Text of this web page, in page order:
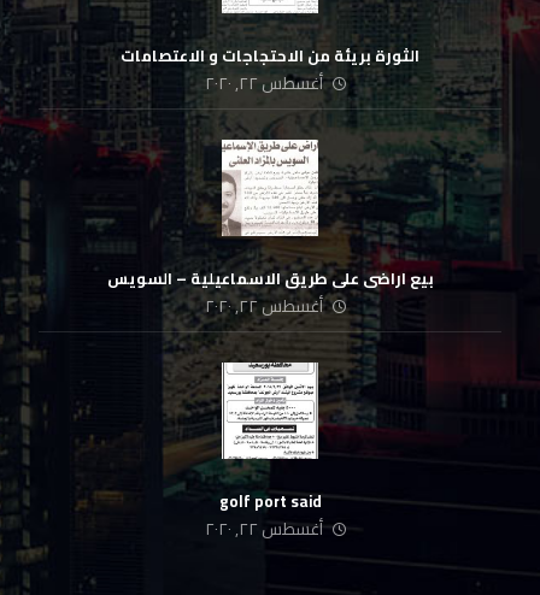
الثورة بريئة من الاحتجاجات و الاعتصامات
أغسطس ٢٢, ٢٠٢٠
بيع اراضى على طريق الاسماعيلية – السويس
أغسطس ٢٢, ٢٠٢٠
golf port said
أغسطس ٢٢, ٢٠٢٠